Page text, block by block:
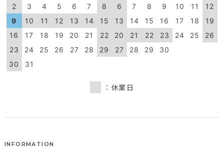
2
3 4 5 6 7
8
9
10 11 12 13 14
15
16
17 18 19 20 21
22
23
24 25 26 27 28
29
30
31
6
7 8 9 10 11
12
13
14 15 16 17 18
19
20
21 22 23 24 25
26
27
28 29 30
：休業日
INFORMATION